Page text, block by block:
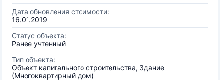
Дата обновления стоимости:
16.01.2019
Статус объекта:
Ранее учтенный
Тип объекта:
Объект капитального строительства, Здание
(Многоквартирный дом)